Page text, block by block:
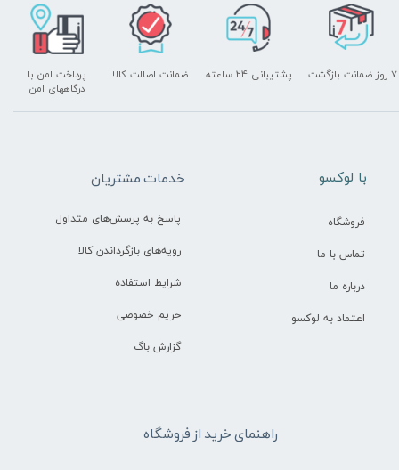
پشتیبانی ۲۴ ساعته
پرداخت امن با
درگاههای امن
۷ روز ضمانت بازگشت ضمانت اصالت کالا
راهنمای خرید از فروشگاه
خدمات مشتریان
پاسخ به پرسش‌های متداول
رویه‌های بازگرداندن کالا
شرایط استفاده
حریم خصوصی
گزارش باگ
​با لوکسو
فروشگاه
تماس با ما
درباره ما
اعتماد به لوکسو